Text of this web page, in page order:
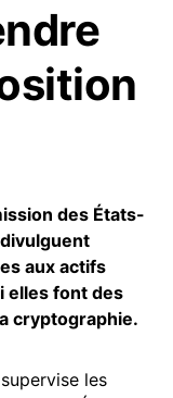
des États-
aux actifs
elles font des
cryptographie.
les